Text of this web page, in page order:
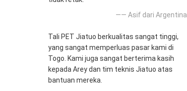
—— Asif dari Argentina
Tali PET Jiatuo berkualitas sangat tinggi,
yang sangat memperluas pasar kami di
Togo. Kami juga sangat berterima kasih
kepada Arey dan tim teknis Jiatuo atas
bantuan mereka.